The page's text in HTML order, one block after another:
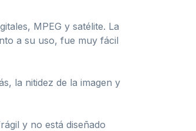
MPEG y satélite. La
a su uso, fue muy fácil
la nitidez de la imagen y
y no está diseñado